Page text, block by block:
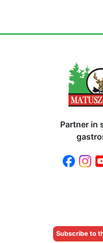
Partner in
Subscribe to